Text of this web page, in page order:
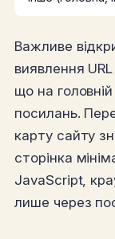
Важливе
виявлення
що на
посилань.
карту сайту
сторінка
JavaScript,
лише через